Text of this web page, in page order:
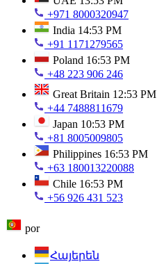
+971 8000320947
India 14:53 PM
+91 1171279565
Poland 16:53 PM
+48 223 906 246
Great Britain 12:53 PM
+44 7488811679
Japan 10:53 PM
+81 8005009805
Philippines 16:53 PM
+63 180013220088
Chile 16:53 PM
+56 926 431 523
por
Հայերեն